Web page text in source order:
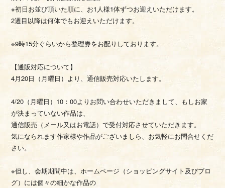
※初日お並び頂いた順に、お1人様1体ずつお迎えいただけます。
2週目以降は何体でもお迎えいただけます。
※9時15分ぐらいから整理券をお配りしております。
【通販対応について】
4月20日（月曜日）より、通信販売対応いたします。
4/20（月曜日）10：00よりお問い合わせいただきまして、もしお家
が決まっていない作品は、
通信販売（メール又はお電話）で受付対応させていただきます。
気になられます作家様や作品がございましら、お気軽にお問合せくだ
さい。
※但し、会期期間中は、ホームページ（ショッピングサイト及びブロ
グ）には個々の細かな作品の